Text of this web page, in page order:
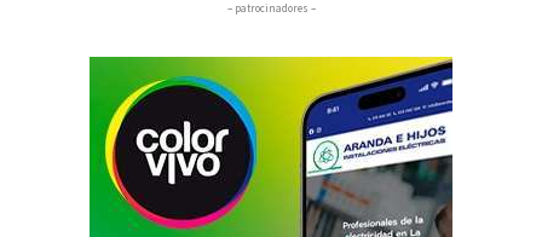
– patrocinadores –